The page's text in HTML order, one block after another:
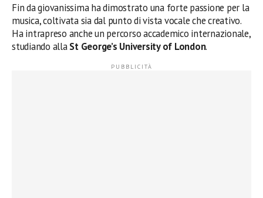
Fin da giovanissima ha dimostrato una forte passione per la
musica, coltivata sia dal punto di vista vocale che creativo.
Ha intrapreso anche un percorso accademico internazionale,
studiando allaSt George’s University of London.